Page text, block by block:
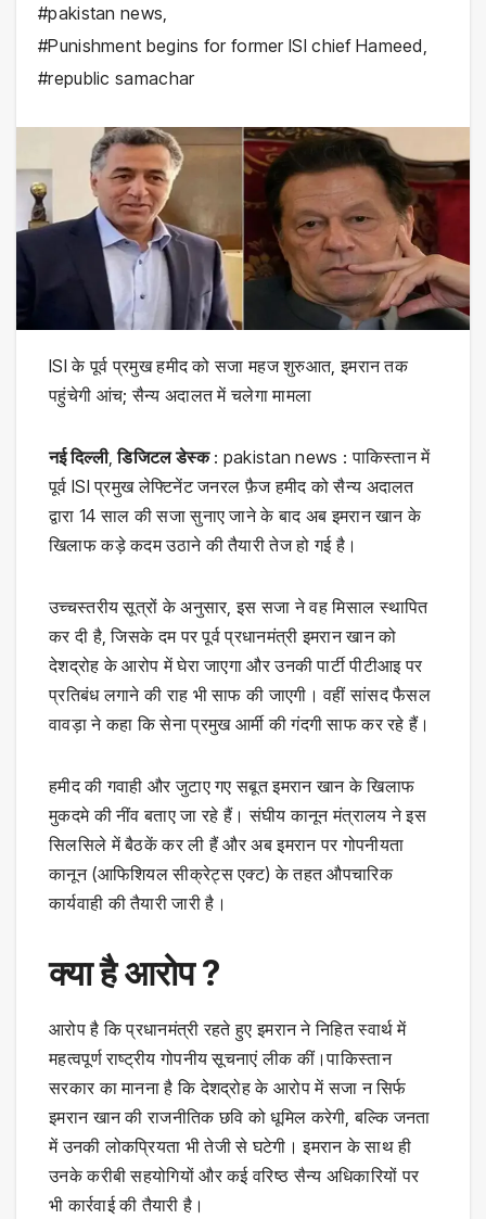
#pakistan news
#Punishment begins for former ISI chief Hameed
#republic samachar
ISI के पूर्व प्रमुख हमीद को सजा महज शुरुआत, इमरान तक
पहुंचेगी आंच; सैन्य अदालत में चलेगा मामला
नई दिल्ली,डिजिटल डेस्क: pakistan news : पाकिस्तान में
पूर्व ISI प्रमुख लेफ्टिनेंट जनरल फ़ैज हमीद को सैन्य अदालत
द्वारा 14 साल की सजा सुनाए जाने के बाद अब इमरान खान के
खिलाफ कड़े कदम उठाने की तैयारी तेज हो गई है।
उच्चस्तरीय सूत्रों के अनुसार, इस सजा ने वह मिसाल स्थापित
कर दी है, जिसके दम पर पूर्व प्रधानमंत्री इमरान खान को
देशद्रोह के आरोप में घेरा जाएगा और उनकी पार्टी पीटीआइ पर
प्रतिबंध लगाने की राह भी साफ की जाएगी। वहीं सांसद फैसल
वावड़ा ने कहा कि सेना प्रमुख आर्मी की गंदगी साफ कर रहे हैं।
हमीद की गवाही और जुटाए गए सबूत इमरान खान के खिलाफ
मुकदमे की नींव बताए जा रहे हैं। संघीय कानून मंत्रालय ने इस
सिलसिले में बैठकें कर ली हैं और अब इमरान पर गोपनीयता
कानून (आफिशियल सीक्रेट्स एक्ट) के तहत औपचारिक
कार्यवाही की तैयारी जारी है।
क्या है आरोप ?
आरोप है कि प्रधानमंत्री रहते हुए इमरान ने निहित स्वार्थ में
महत्वपूर्ण राष्ट्रीय गोपनीय सूचनाएं लीक कीं।पाकिस्तान
सरकार का मानना है कि देशद्रोह के आरोप में सजा न सिर्फ
इमरान खान की राजनीतिक छवि को धूमिल करेगी, बल्कि जनता
में उनकी लोकप्रियता भी तेजी से घटेगी। इमरान के साथ ही
उनके करीबी सहयोगियों और कई वरिष्ठ सैन्य अधिकारियों पर
भी कार्रवाई की तैयारी है।